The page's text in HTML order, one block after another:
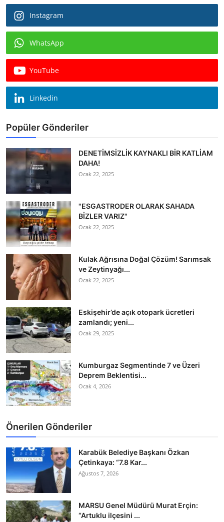
Instagram
WhatsApp
YouTube
Linkedin
Popüler Gönderiler
DENETİMSİZLİK KAYNAKLI BİR KATLİAM
DAHA!
Ocak 22, 2025
"ESGASTRODER OLARAK SAHADA
BİZLER VARIZ"
Ocak 22, 2025
Kulak Ağrısına Doğal Çözüm! Sarımsak
ve Zeytinyağı...
Ocak 22, 2025
Eskişehir’de açık otopark ücretleri
zamlandı; yeni...
Ocak 29, 2025
Kumburgaz Segmentinde 7 ve Üzeri
Deprem Beklentisi...
Ocak 4, 2026
Önerilen Gönderiler
Karabük Belediye Başkanı Özkan
Çetinkaya: “7.8 Kar...
Ağustos 7, 2026
MARSU Genel Müdürü Murat Erçin:
“Artuklu ilçesini ...